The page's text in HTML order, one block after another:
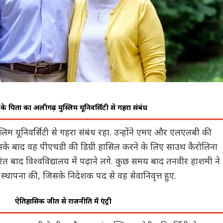
पिता का अलीगढ़ मुस्लिम यूनिवर्सिटी से गहरा संबंध
यूनिवर्सिटी से गहरा संबंध रहा. उन्‍होंने एमए और एलएलबी की
बाद वह पीएचडी की डिग्री हासिल करने के लिए साउथ कैरोलिना
बाद विश्वविद्यालय में पढ़ाने लगे. कुछ समय बाद तनवीर हाशमी ने
की, जिसके निदेशक पद से वह सेवानिवृत्त हुए.
ऐतिहासिक जीत से राजनीति में एंट्री